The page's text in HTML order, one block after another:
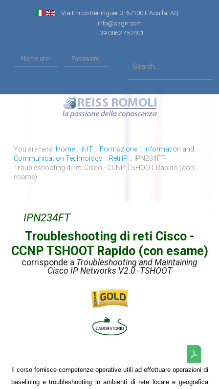
Via Enrico Berlinguer 3, 67100 L'Aquila, AQ
info@ssgrr.com
+39 0862 452401
You are here: Home :: it-IT :: Formazione :: Information and
Communication Technology :: Reti IP ::
IPN234FT-
Troubleshooting di reti Cisco - CCNP TSHOOT Rapido (con
esame)
IPN234FT
Troubleshooting di reti Cisco -
CCNP TSHOOT Rapido (con esame)
corrisponde a Troubleshooting and Maintaining
Cisco IP Networks V2.0 -TSHOOT
Il corso fornisce competenze operative utili ad effettuare operazioni di
baselining e troubleshooting in ambienti di rete locale e geografica